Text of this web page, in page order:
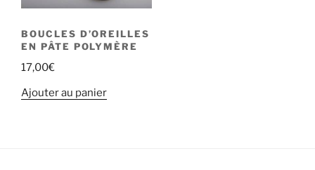
BOUCLES D’OREILLES
EN PÂTE POLYMÈRE
17,00€
Ajouter au panier